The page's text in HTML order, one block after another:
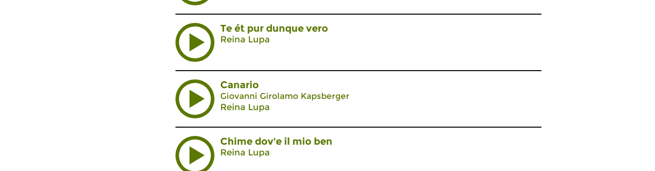
Te ét pur dunque vero
Reina Lupa
Canario
Giovanni Girolamo Kapsberger
Reina Lupa
Chime dov'e il mio ben
Reina Lupa